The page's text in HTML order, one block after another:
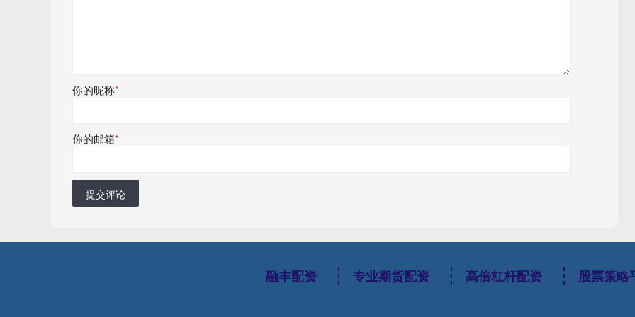
你的昵称*
你的邮箱*
提交评论
融丰配资 专业期货配资 高倍杠杆配资 股票策略